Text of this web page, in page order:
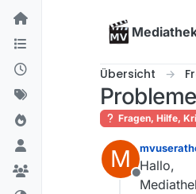
Skip to content
Übersicht
Fragen, Hilfe,
M
Offline
Hallo,